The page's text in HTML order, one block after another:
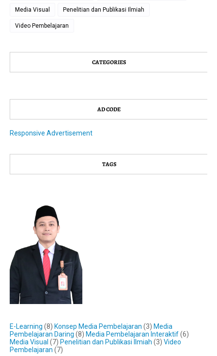
Media Visual Penelitian dan Publikasi Ilmiah
Video Pembelajaran
CATEGORIES
AD CODE
Responsive Advertisement
TAGS
E-Learning (8) Konsep Media Pembelajaran (3) Media
Pembelajaran Daring (8) Media Pembelajaran Interaktif(6)
Media Visual (7) Penelitian dan Publikasi Ilmiah (3) Video
Pembelajaran (7)